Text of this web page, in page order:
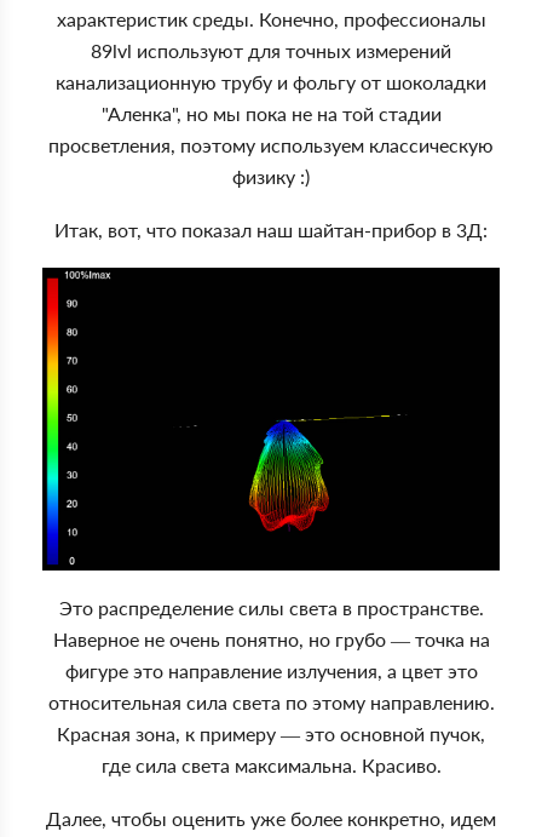
характеристик среды. Конечно, профессионалы
89lvl используют для точных измерений
канализационную трубу и фольгу от шоколадки
"Аленка", но мы пока не на той стадии
просветления, поэтому используем классическую
физику :)
Итак, вот, что показал наш шайтан-прибор в 3Д:
Это распределение силы света в пространстве.
Наверное не очень понятно, но грубо — точка на
фигуре это направление излучения, а цвет это
относительная сила света по этому направлению.
Красная зона, к примеру — это основной пучок,
где сила света максимальна. Красиво.
Далее, чтобы оценить уже более конкретно, идем